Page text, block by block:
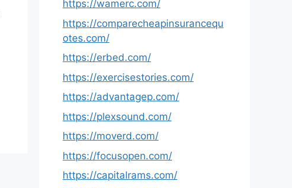
https://wamerc.com/
https://comparecheapinsurancequ
otes.com/
https://erbed.com/
https://exercisestories.com/
https://advantagep.com/
https://plexsound.com/
https://moverd.com/
https://focusopen.com/
https://capitalrams.com/